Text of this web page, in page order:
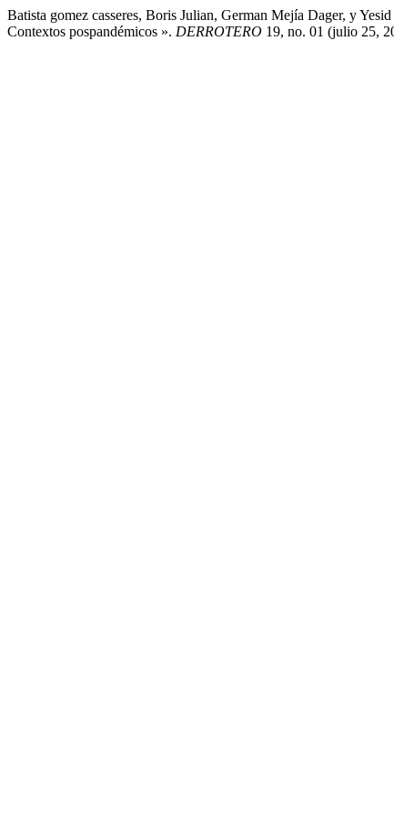
Batista gomez casseres, Boris Julian, German Mejía Dager, y
Contextos pospandémicos ». DERROTERO 19, no. 01 (julio 25,